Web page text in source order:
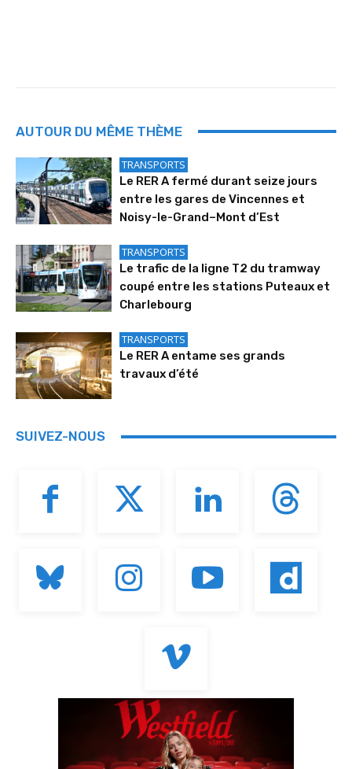
AUTOUR DU MÊME THÈME
TRANSPORTS
Le RER A fermé durant seize jours
entre les gares de Vincennes et
Noisy-le-Grand–Mont d’Est
TRANSPORTS
Le trafic de la ligne T2 du tramway
coupé entre les stations Puteaux et
Charlebourg
TRANSPORTS
Le RER A entame ses grands
travaux d’été
SUIVEZ-NOUS